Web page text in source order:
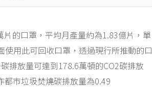
的口罩，平均月產量約為1.83億片，單
用此可回收口罩，透過現行所推動的口
排放量可達到178.6萬頓的CO2碳排放
都市垃圾焚燒碳排放量為0.49